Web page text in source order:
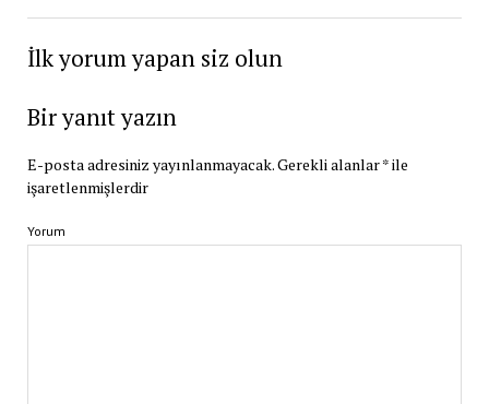
İlk yorum yapan siz olun
Bir yanıt yazın
E-posta adresiniz yayınlanmayacak.Gerekli alanlar*ile
işaretlenmişlerdir
Yorum